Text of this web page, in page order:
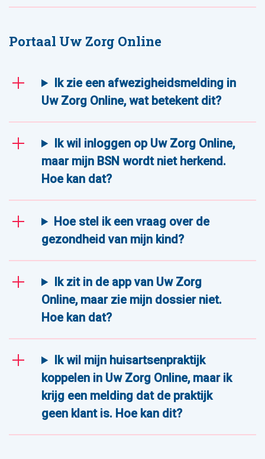
Portaal Uw Zorg Online
Ik zie een afwezigheidsmelding in
Uw Zorg Online, wat betekent dit?
Ik wil inloggen op Uw Zorg Online,
maar mijn BSN wordt niet herkend.
Hoe kan dat?
Hoe stel ik een vraag over de
gezondheid van mijn kind?
Ik zit in de app van Uw Zorg
Online, maar zie mijn dossier niet.
Hoe kan dat?
Ik wil mijn huisartsenpraktijk
koppelen in Uw Zorg Online, maar ik
krijg een melding dat de praktijk
geen klant is. Hoe kan dit?